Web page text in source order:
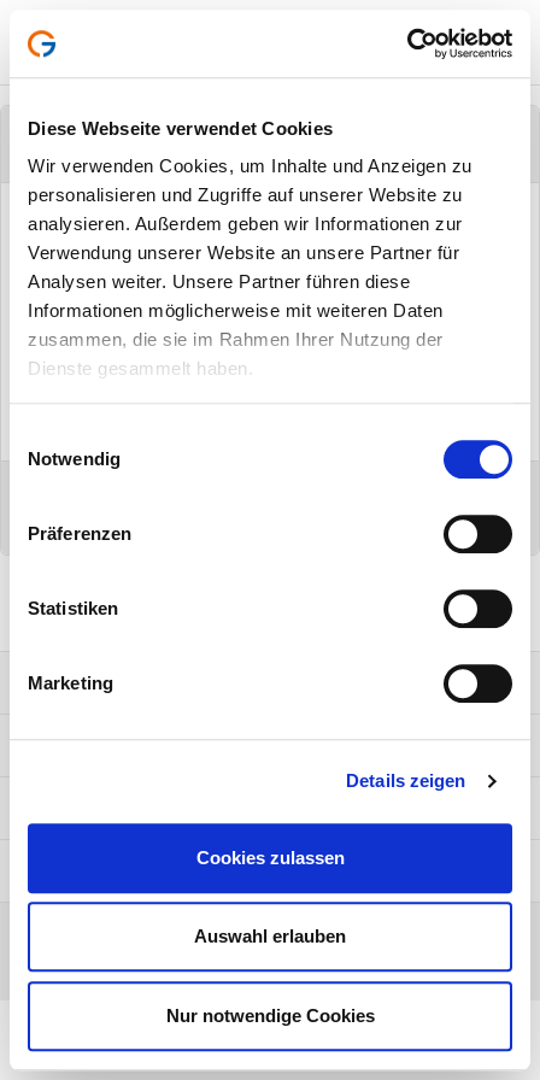
Diese Webseite verwendet Cookies
Wir verwenden Cookies, um Inhalte und Anzeigen zu
personalisieren und Zugriffe auf unserer Website zu
analysieren. Außerdem geben wir Informationen zur
Verwendung unserer Website an unsere Partner für
Analysen weiter. Unsere Partner führen diese
Informationen möglicherweise mit weiteren Daten
zusammen, die sie im Rahmen Ihrer Nutzung der
Dienste gesammelt haben.
Notwendig
Präferenzen
Statistiken
Marketing
Details zeigen
Cookies zulassen
Auswahl erlauben
Nur notwendige Cookies
Maximales Volumen ist erreicht.

Dieses Projekt ist nicht oder nicht mehr für Investitionen
freigeschaltet!
Impressum
Datenschutz